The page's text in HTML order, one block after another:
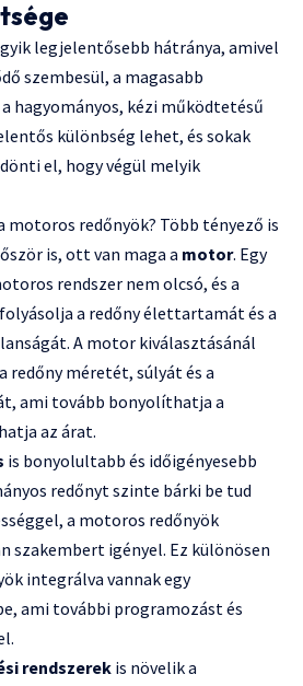
legjelentősebb hátránya, amivel
szembesül, a magasabb
hagyományos, kézi működtetésű
különbség lehet, és sokak
el, hogy végül melyik
motoros redőnyök? Több tényező is
is, ott van maga a motor. Egy
rendszer nem olcsó, és a
a redőny élettartamát és a
A motor kiválasztásánál
redőny méretét, súlyát és a
ami tovább bonyolíthatja a
az árat.
is bonyolultabb és időigényesebb
redőnyt szinte bárki be tud
a motoros redőnyök
szakembert igényel. Ez különösen
integrálva vannak egy
ami további programozást és
rendszerek is növelik a